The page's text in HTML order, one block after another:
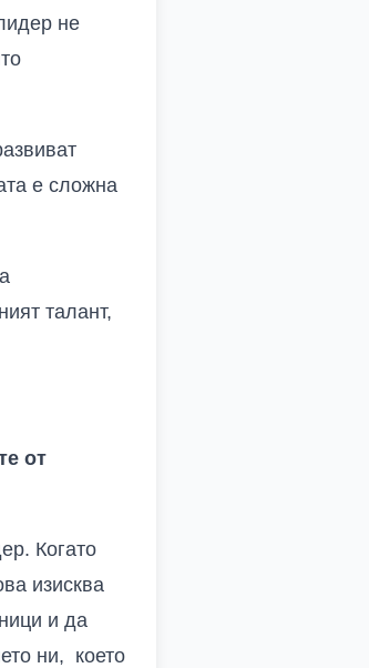
не
е сложна
талант,
от
Когато
изисква
и да
ни, което